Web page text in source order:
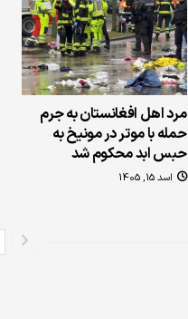
مرد اهل افغانستان به جرم
حمله‌ با موتر در مونیخ به
حبس ابد محکوم شد
اسد 15, 1405